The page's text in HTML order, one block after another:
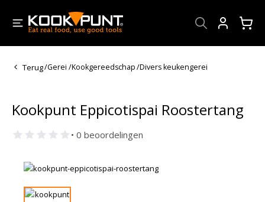
Terug/Gerei /Kookgereedschap/Divers keukengerei
Kookpunt Eppicotispai Roostertang
• 0 beoordelingen